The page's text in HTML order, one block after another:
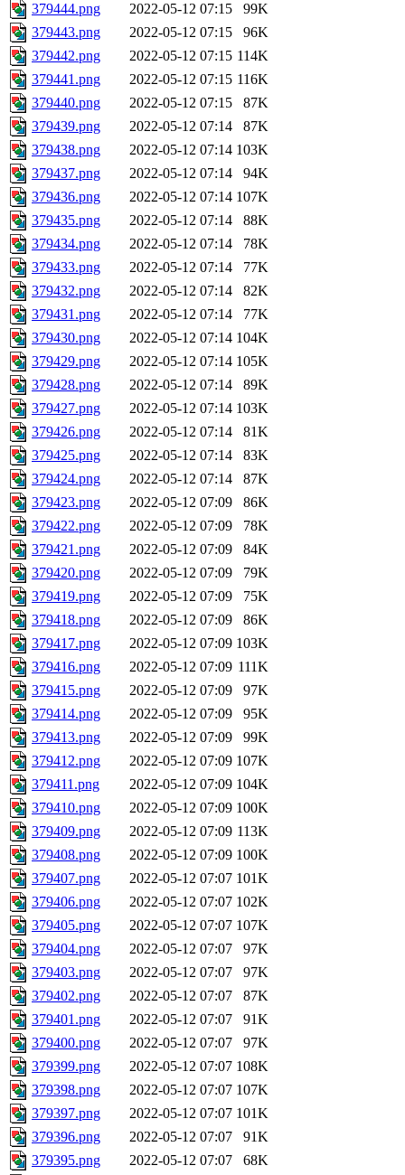
379444.png
2022-05-12 07:15
99K
379443.png
2022-05-12 07:15
96K
379442.png
2022-05-12 07:15 114K
379441.png
2022-05-12 07:15 116K
379440.png
2022-05-12 07:15
87K
379439.png
2022-05-12 07:14
87K
379438.png
2022-05-12 07:14 103K
379437.png
2022-05-12 07:14
94K
379436.png
2022-05-12 07:14 107K
379435.png
2022-05-12 07:14
88K
379434.png
2022-05-12 07:14
78K
379433.png
2022-05-12 07:14
77K
379432.png
2022-05-12 07:14
82K
379431.png
2022-05-12 07:14
77K
379430.png
2022-05-12 07:14 104K
379429.png
2022-05-12 07:14 105K
379428.png
2022-05-12 07:14
89K
379427.png
2022-05-12 07:14 103K
379426.png
2022-05-12 07:14
81K
379425.png
2022-05-12 07:14
83K
379424.png
2022-05-12 07:14
87K
379423.png
2022-05-12 07:09
86K
379422.png
2022-05-12 07:09
78K
379421.png
2022-05-12 07:09
84K
379420.png
2022-05-12 07:09
79K
379419.png
2022-05-12 07:09
75K
379418.png
2022-05-12 07:09
86K
379417.png
2022-05-12 07:09 103K
379416.png
2022-05-12 07:09 111K
379415.png
2022-05-12 07:09
97K
379414.png
2022-05-12 07:09
95K
379413.png
2022-05-12 07:09
99K
379412.png
2022-05-12 07:09 107K
379411.png
2022-05-12 07:09 104K
379410.png
2022-05-12 07:09 100K
379409.png
2022-05-12 07:09 113K
379408.png
2022-05-12 07:09 100K
379407.png
2022-05-12 07:07 101K
379406.png
2022-05-12 07:07 102K
379405.png
2022-05-12 07:07 107K
379404.png
2022-05-12 07:07
97K
379403.png
2022-05-12 07:07
97K
379402.png
2022-05-12 07:07
87K
379401.png
2022-05-12 07:07
91K
379400.png
2022-05-12 07:07
97K
379399.png
2022-05-12 07:07 108K
379398.png
2022-05-12 07:07 107K
379397.png
2022-05-12 07:07 101K
379396.png
2022-05-12 07:07
91K
379395.png
2022-05-12 07:07
68K